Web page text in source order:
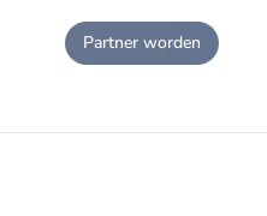
Partner worden